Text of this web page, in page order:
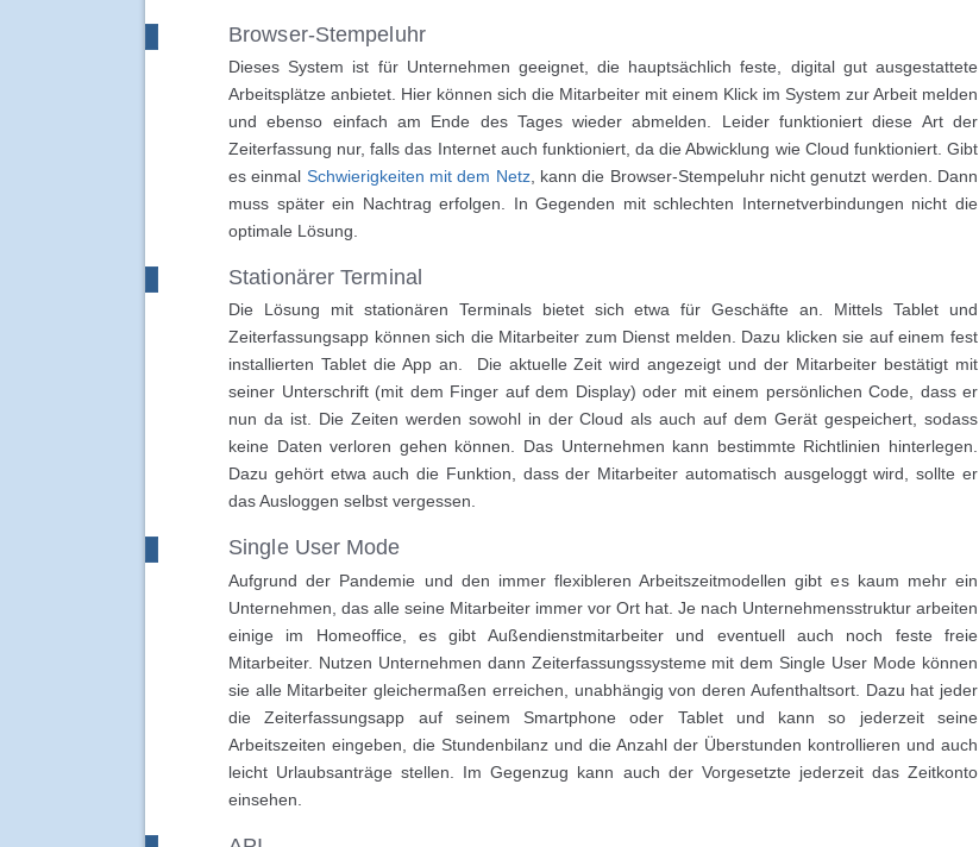
Browser-Stempeluhr
Dieses System ist für Unternehmen geeignet, die hauptsächlich feste, digital gut ausgestattete
Arbeitsplätze anbietet. Hier können sich die Mitarbeiter mit einem Klick im System zur Arbeit melden
und ebenso einfach am Ende des Tages wieder abmelden. Leider funktioniert diese Art der
Zeiterfassung nur, falls das Internet auch funktioniert, da die Abwicklung wie Cloud funktioniert. Gibt
es einmal Schwierigkeiten mit dem Netz, kann die Browser-Stempeluhr nicht genutzt werden. Dann
muss später ein Nachtrag erfolgen. In Gegenden mit schlechten Internetverbindungen nicht die
optimale Lösung.
Stationärer Terminal
Die Lösung mit stationären Terminals bietet sich etwa für Geschäfte an. Mittels Tablet und
Zeiterfassungsapp können sich die Mitarbeiter zum Dienst melden. Dazu klicken sie auf einem fest
installierten Tablet die App an. Die aktuelle Zeit wird angezeigt und der Mitarbeiter bestätigt mit
seiner Unterschrift (mit dem Finger auf dem Display) oder mit einem persönlichen Code, dass er
nun da ist. Die Zeiten werden sowohl in der Cloud als auch auf dem Gerät gespeichert, sodass
keine Daten verloren gehen können. Das Unternehmen kann bestimmte Richtlinien hinterlegen.
Dazu gehört etwa auch die Funktion, dass der Mitarbeiter automatisch ausgeloggt wird, sollte er
das Ausloggen selbst vergessen.
Single User Mode
Aufgrund der Pandemie und den immer flexibleren Arbeitszeitmodellen gibt es kaum mehr ein
Unternehmen, das alle seine Mitarbeiter immer vor Ort hat. Je nach Unternehmensstruktur arbeiten
einige im Homeoffice, es gibt Außendienstmitarbeiter und eventuell auch noch feste freie
Mitarbeiter. Nutzen Unternehmen dann Zeiterfassungssysteme mit dem Single User Mode können
sie alle Mitarbeiter gleichermaßen erreichen, unabhängig von deren Aufenthaltsort. Dazu hat jeder
die Zeiterfassungsapp auf seinem Smartphone oder Tablet und kann so jederzeit seine
Arbeitszeiten eingeben, die Stundenbilanz und die Anzahl der Überstunden kontrollieren und auch
leicht Urlaubsanträge stellen. Im Gegenzug kann auch der Vorgesetzte jederzeit das Zeitkonto
einsehen.